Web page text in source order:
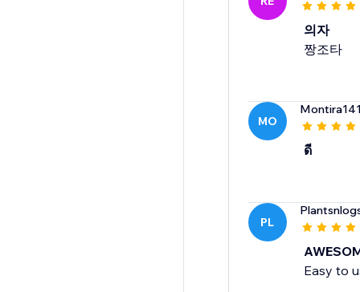
의자
짱조타
MO
ดี
PL
Easy to